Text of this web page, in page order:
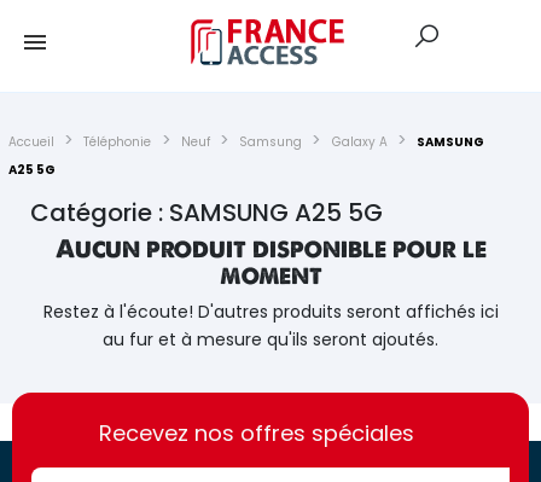
Accueil Téléphonie Neuf Samsung Galaxy A
SAMSUNG
A25 5G
Catégorie : SAMSUNG A25 5G
Aucun produit disponible pour le
moment
Restez à l'écoute! D'autres produits seront affichés ici
au fur et à mesure qu'ils seront ajoutés.
https://france-
access.fr
https://france-
access.fr
Recevez nos offres spéciales